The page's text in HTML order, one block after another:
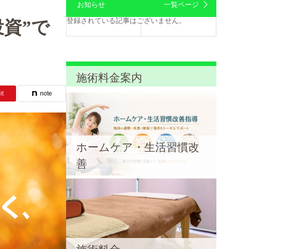
”で
note
お知らせ
一覧ページ
登録されている記事はございません。
MENU
施術料金案内
ホームケア・生活習慣改
善